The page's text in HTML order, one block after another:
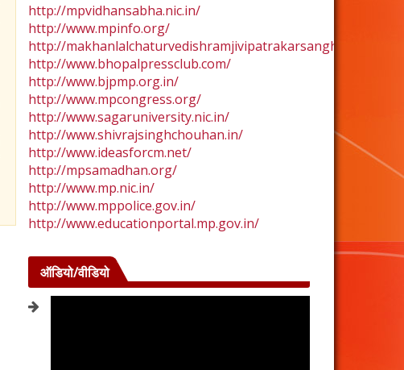
http://mpvidhansabha.nic.in/
http://www.mpinfo.org/
http://makhanlalchaturvedishramjivipatrakarsangh.com/
http://www.bhopalpressclub.com/
http://www.bjpmp.org.in/
http://www.mpcongress.org/
http://www.sagaruniversity.nic.in/
http://www.shivrajsinghchouhan.in/
http://www.ideasforcm.net/
http://mpsamadhan.org/
http://www.mp.nic.in/
http://www.mppolice.gov.in/
http://www.educationportal.mp.gov.in/
ऑडियो/वीडियो